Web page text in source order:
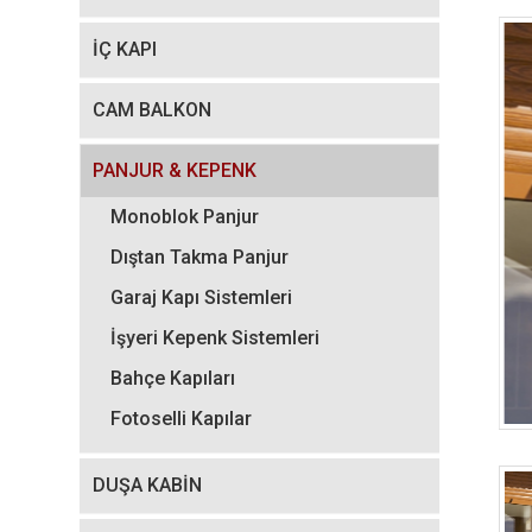
İÇ KAPI
CAM BALKON
PANJUR & KEPENK
Monoblok Panjur
Dıştan Takma Panjur
Garaj Kapı Sistemleri
İşyeri Kepenk Sistemleri
Bahçe Kapıları
Fotoselli Kapılar
DUŞA KABİN